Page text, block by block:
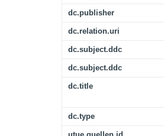
dc.publisher
dc.relation.uri
dc.subject.ddc
dc.subject.ddc
dc.title
dc.type